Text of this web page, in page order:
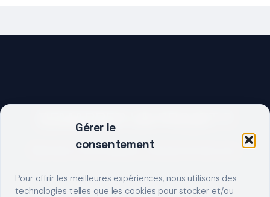
Gérer le
consentement
Pour offrir les meilleures expériences, nous utilisons des
technologies telles que les cookies pour stocker et/ou
DEMARRER UN PROJET ?
Décrivez votre besoin, trouvez le bon pro.